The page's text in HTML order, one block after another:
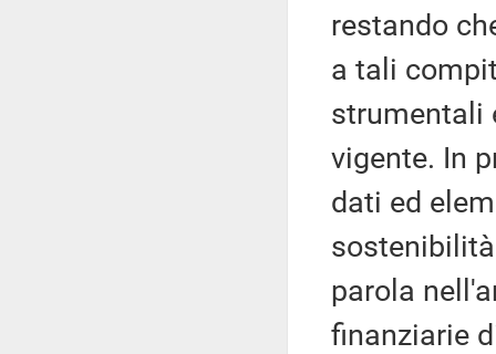
restando
a tali
strumentali
vigente. In
dati ed
parola
finanziarie